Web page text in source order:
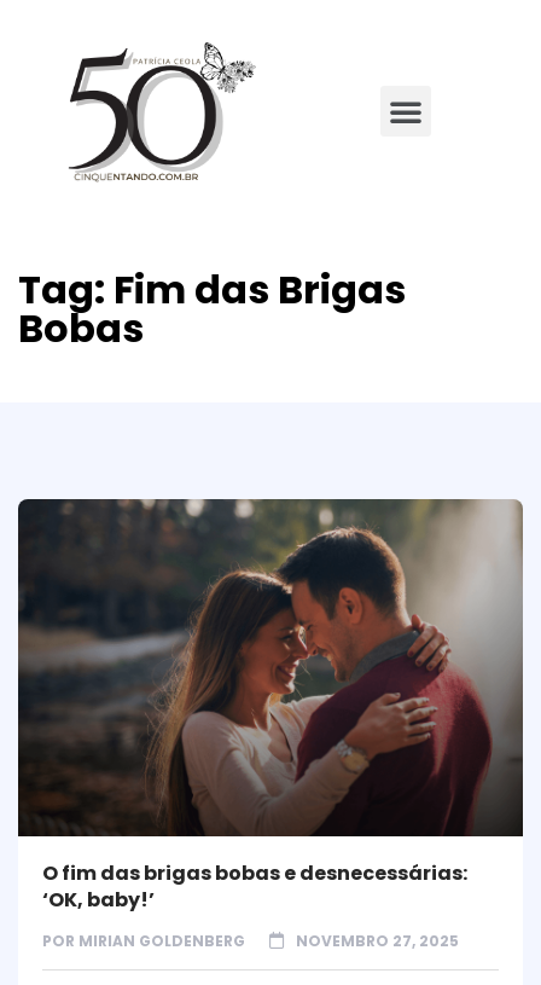
Tag: Fim das Brigas
Bobas
O fim das brigas bobas e desnecessárias:
‘OK, baby!’
POR MIRIAN GOLDENBERG NOVEMBRO 27, 2025